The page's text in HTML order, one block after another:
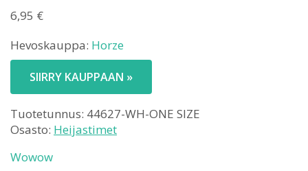
6,95 €
Hevoskauppa: Horze
SIIRRY KAUPPAAN »
Tuotetunnus: 44627-WH-ONE SIZE
Osasto: Heijastimet
Wowow